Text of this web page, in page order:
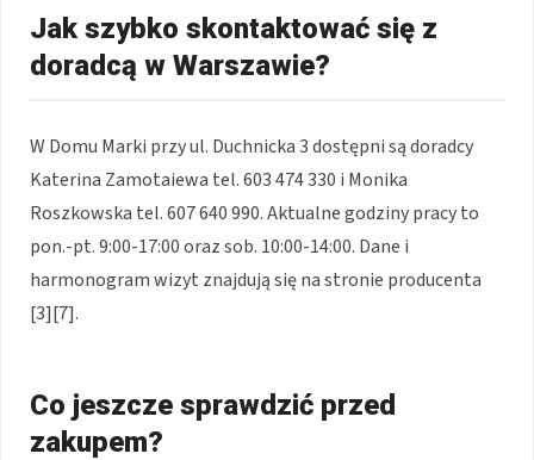
Jak szybko skontaktować się z
doradcą w Warszawie?
W Domu Marki przy ul. Duchnicka 3 dostępni są doradcy
Katerina Zamotaiewa tel. 603 474 330 i Monika
Roszkowska tel. 607 640 990. Aktualne godziny pracy to
pon.-pt. 9:00-17:00 oraz sob. 10:00-14:00. Dane i
harmonogram wizyt znajdują się na stronie producenta
[3][7].
Co jeszcze sprawdzić przed
zakupem?